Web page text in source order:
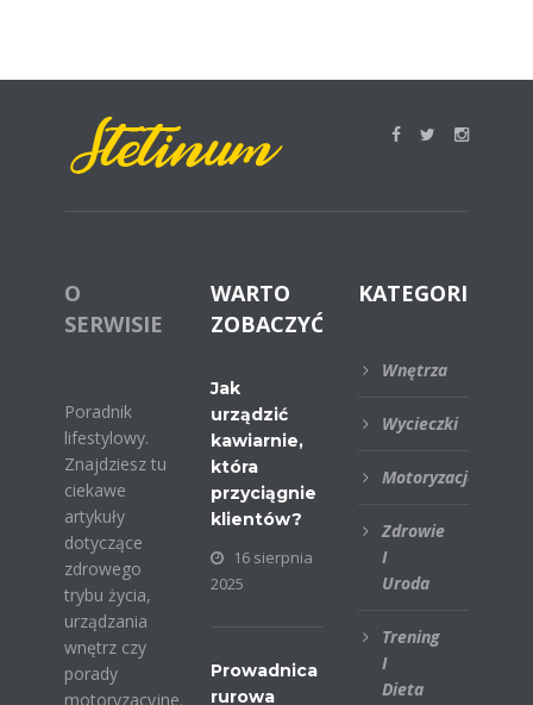
O
SERWISIE
Poradnik
lifestylowy.
Znajdziesz tu
ciekawe
artykuły
dotyczące
zdrowego
trybu życia,
urządzania
wnętrz czy
porady
motoryzacyjne.
WARTO
ZOBACZYĆ
Jak
urządzić
kawiarnie,
która
przyciągnie
klientów?
16 sierpnia
2025
Prowadnica
rurowa
KATEGORIE
Wnętrza
Wycieczki
Motoryzacja
Zdrowie
I
Uroda
Trening
I
Dieta